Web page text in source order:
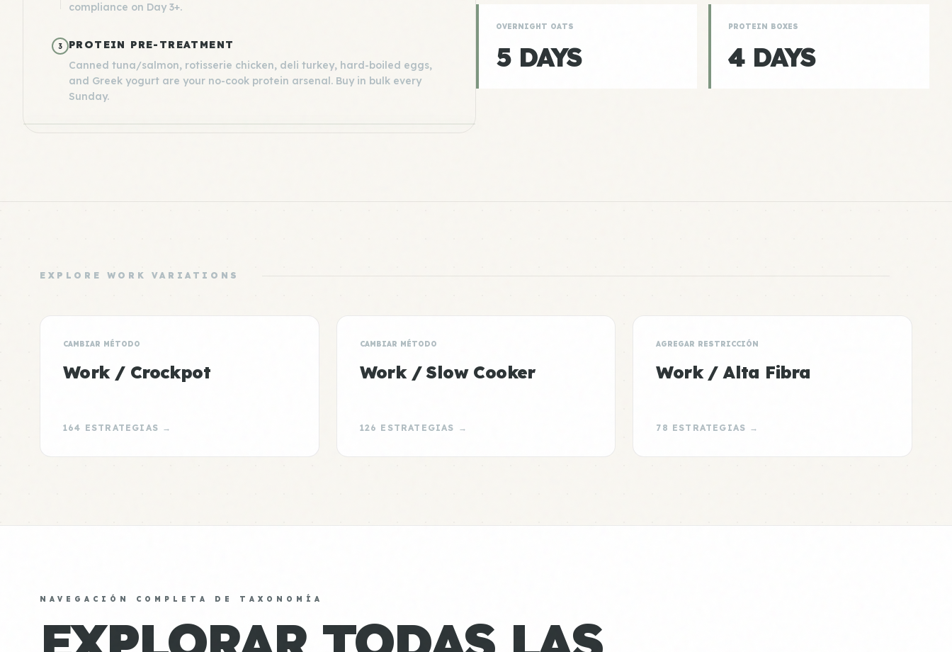
compliance on Day 3+.
3
PROTEIN PRE-TREATMENT
Canned tuna/salmon, rotisserie chicken, deli turkey, hard-boiled eggs,
and Greek yogurt are your no-cook protein arsenal. Buy in bulk every
Sunday.
OVERNIGHT OATS
5 DAYS
PROTEIN BOXES
4 DAYS
EXPLORE WORK VARIATIONS
CAMBIAR MÉTODO
Work / Crockpot
164 ESTRATEGIAS →
CAMBIAR MÉTODO
Work / Slow Cooker
126 ESTRATEGIAS →
AGREGAR RESTRICCIÓN
Work / Alta Fibra
78 ESTRATEGIAS →
NAVEGACIÓN COMPLETA DE TAXONOMÍA